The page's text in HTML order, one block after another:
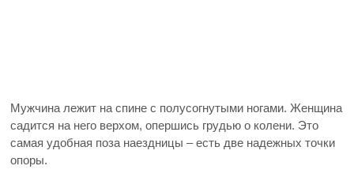
Мужчина лежит на спине с полусогнутыми ногами. Женщина
садится на него верхом, опершись грудью о колени. Это
самая удобная поза наездницы – есть две надежных точки
опоры.